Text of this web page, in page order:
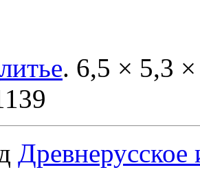
литье. 6,5 × 5,3
Древнерусское